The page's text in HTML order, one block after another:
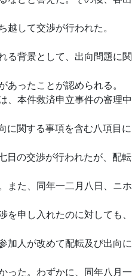
越して交渉が行われた。
る背景として、出向問題に関
あったことが認められる。
、本件救済申立事件の審理中
に関する事項を含む八項目に
日の交渉が行われたが、配転
また、同年一二月八日、ニホ
を申し入れたのに対しても、
加人が改めて配転及び出向に
った。わずかに、同年八月一